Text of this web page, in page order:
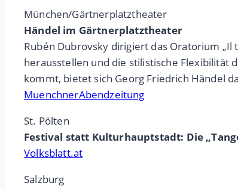
München/Gärtnerplatztheater
Händel im Gärtnerplatztheater
Rubén Dubrovsky dirigiert das Oratorium
herausstellen und die stilistische Flexibilität
kommt, bietet sich Georg Friedrich Händel
MuenchnerAbendzeitung
St. Pölten
Festival statt Kulturhauptstadt: Die
Volksblatt.at
Salzburg